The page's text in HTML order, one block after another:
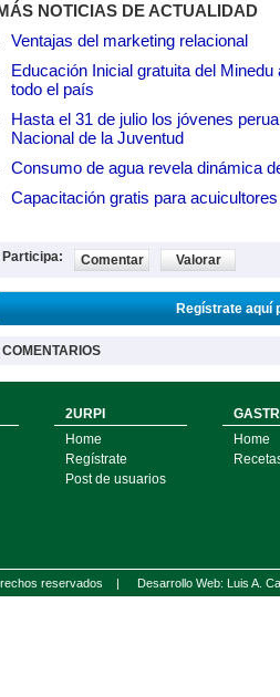
NOTICIAS DE ACTUALIDAD
Ventajas del marketing relacional
Educación Inicial gratuita del
todo el país
Hasta el 31 de julio los jóvenes
Nacional de la Juventud
Consumo de agua revela dinámica
Capacitación gratis para
Participa: Comentar Valorar
Regístrate aquí
COMENTARIOS
2URPI
Home
Regístrate
Post de usuarios
Home
reservados | Desarrollo Web: Luis